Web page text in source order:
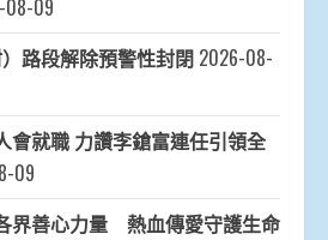
08-09
路段解除預警性封閉 2026-08-
會就職 力讚李鎗富連任引領全
09
界善心力量 熱血傳愛守護生命